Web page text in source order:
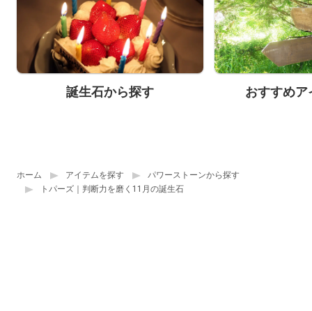
誕生石から探す おすすめア
ホーム アイテムを探す
パワーストーンから探す
トパーズ｜判断力を磨く11月の誕生石